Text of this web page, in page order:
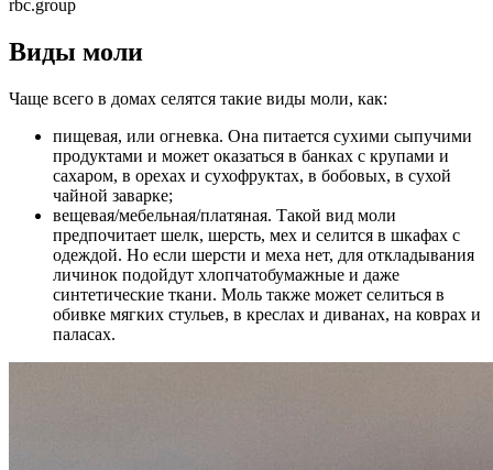
rbc.group
Виды моли
Чаще всего в домах селятся такие виды моли, как:
пищевая, или огневка. Она питается сухими сыпучими
продуктами и может оказаться в банках с крупами и
сахаром, в орехах и сухофруктах, в бобовых, в сухой
чайной заварке;
вещевая/мебельная/платяная. Такой вид моли
предпочитает шелк, шерсть, мех и селится в шкафах с
одеждой. Но если шерсти и меха нет, для откладывания
личинок подойдут хлопчатобумажные и даже
синтетические ткани. Моль также может селиться в
обивке мягких стульев, в креслах и диванах, на коврах и
паласах.